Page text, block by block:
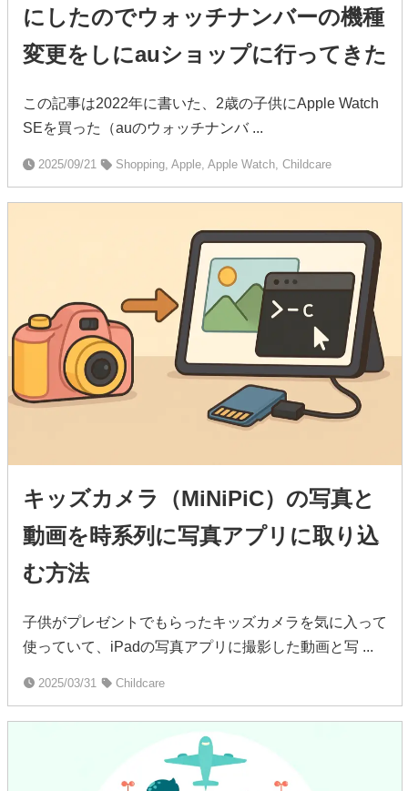
にしたのでウォッチナンバーの機種
変更をしにauショップに行ってきた
この記事は2022年に書いた、2歳の子供にApple Watch
SEを買った（auのウォッチナンバ ...
2025/09/21 Shopping, Apple, Apple Watch, Childcare
キッズカメラ（MiNiPiC）の写真と
動画を時系列に写真アプリに取り込
む方法
子供がプレゼントでもらったキッズカメラを気に入って
使っていて、iPadの写真アプリに撮影した動画と写 ...
2025/03/31 Childcare